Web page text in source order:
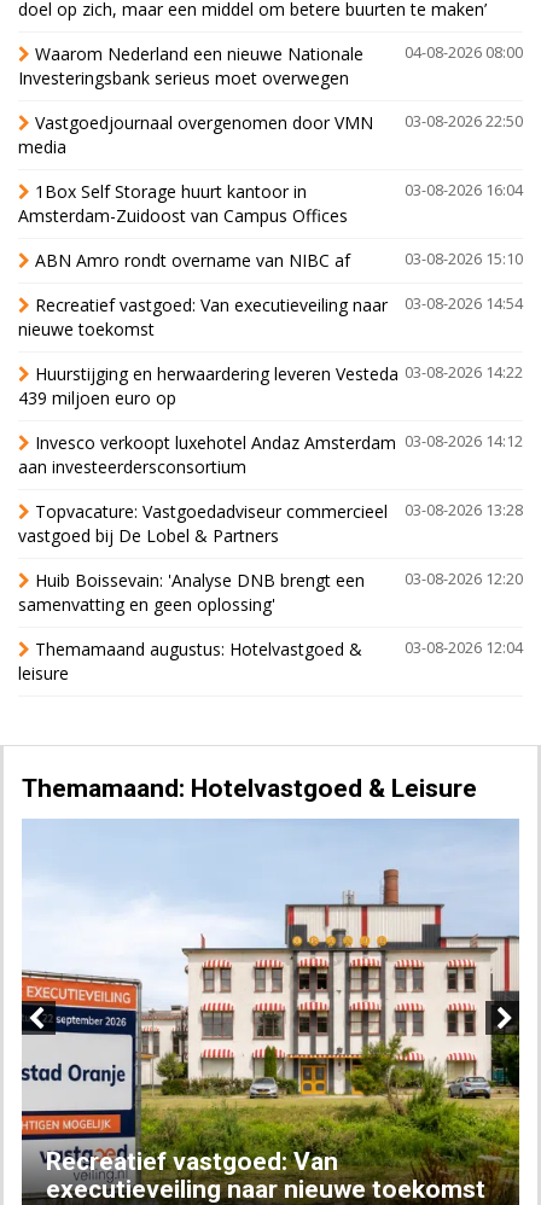
doel op zich, maar een middel om betere buurten te maken’
04-08-2026 08:00
Waarom Nederland een nieuwe Nationale
Investeringsbank serieus moet overwegen
03-08-2026 22:50
Vastgoedjournaal overgenomen door VMN
media
03-08-2026 16:04
1Box Self Storage huurt kantoor in
Amsterdam-Zuidoost van Campus Offices
03-08-2026 15:10
ABN Amro rondt overname van NIBC af
03-08-2026 14:54
Recreatief vastgoed: Van executieveiling naar
nieuwe toekomst
03-08-2026 14:22
Huurstijging en herwaardering leveren Vesteda
439 miljoen euro op
03-08-2026 14:12
Invesco verkoopt luxehotel Andaz Amsterdam
aan investeerdersconsortium
03-08-2026 13:28
Topvacature: Vastgoedadviseur commercieel
vastgoed bij De Lobel & Partners
03-08-2026 12:20
Huib Boissevain: 'Analyse DNB brengt een
samenvatting en geen oplossing'
03-08-2026 12:04
Themamaand augustus: Hotelvastgoed &
leisure
Themamaand: Hotelvastgoed & Leisure
Recreatief vastgoed: Van
executieveiling naar nieuwe toekomst
Next